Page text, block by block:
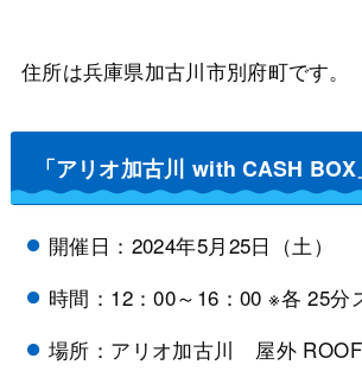
住所は兵庫県加古川市別府町です。
「アリオ加古川 with CASH BOX
開催日：2024年5月25日（土）
時間：12：00～16：00 ※各 25分
場所：アリオ加古川 屋外